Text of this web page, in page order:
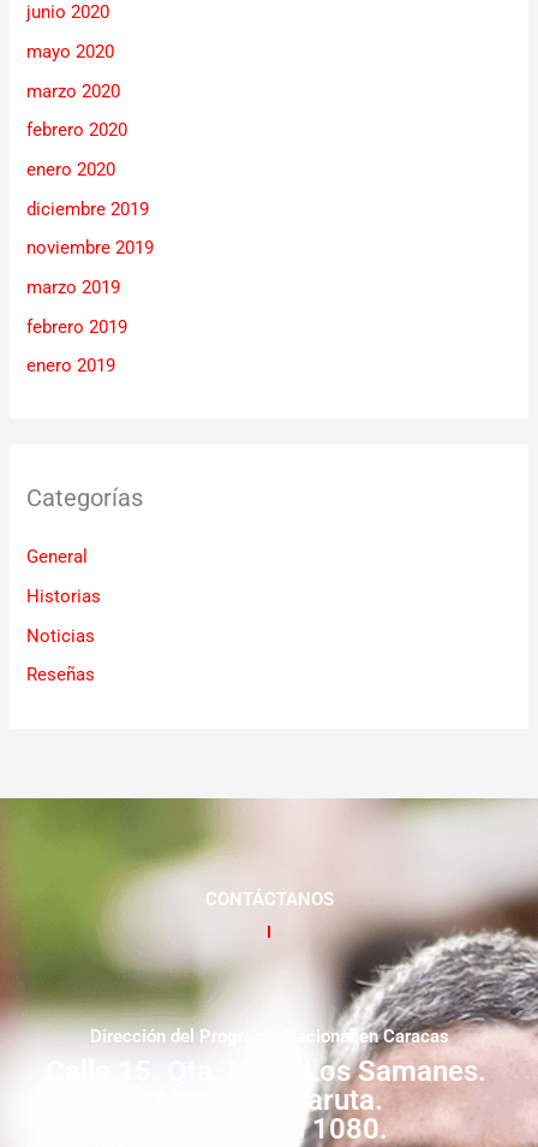
junio 2020
mayo 2020
marzo 2020
febrero 2020
enero 2020
diciembre 2019
noviembre 2019
marzo 2019
febrero 2019
enero 2019
Categorías
General
Historias
Noticias
Reseñas
CONTÁCTANOS
Dirección del Programa Nacional en Caracas
Calle 15. Qta. Livia. Los Samanes.
Municipio Baruta.
Zona Postal 1080.